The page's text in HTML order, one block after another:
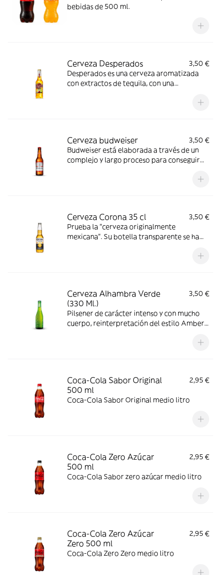
bebidas de 500 ml.
Cerveza Desperados
3,50 €
Desperados es una cerveza aromatizada
con extractos de tequila, con una
Cerveza budweiser
3,50 €
Budweiser está elaborada a través de un
complejo y largo proceso para conseguir
Cerveza Corona 35 cl
3,50 €
Prueba la "cerveza originalmente
mexicana". Su botella transparente se ha
refrescante e inconfundible la hace una c
Cerveza Alhambra Verde
(330 Ml.)
3,50 €
Pilsener de carácter intenso y con mucho
cuerpo, reinterpretación del estilo Amber
Coca-Cola Sabor Original
500 ml
2,95 €
Coca-Cola Sabor Original medio litro
Coca-Cola Zero Azúcar
500 ml
2,95 €
Coca-Cola Sabor zero azúcar medio litro
Coca-Cola Zero Azúcar
Zero 500 ml
2,95 €
Coca-Cola Zero Zero medio litro